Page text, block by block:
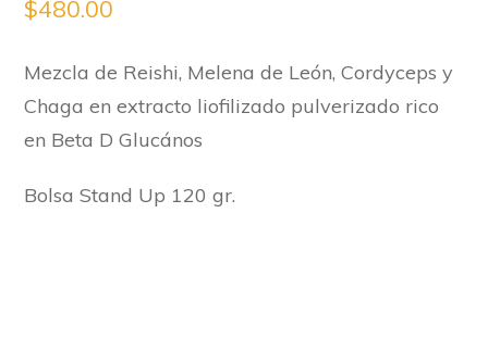
$480.00
Mezcla de Reishi, Melena de León, Cordyceps y
Chaga en extracto liofilizado pulverizado rico
en Beta D Glucános
Bolsa Stand Up 120 gr.